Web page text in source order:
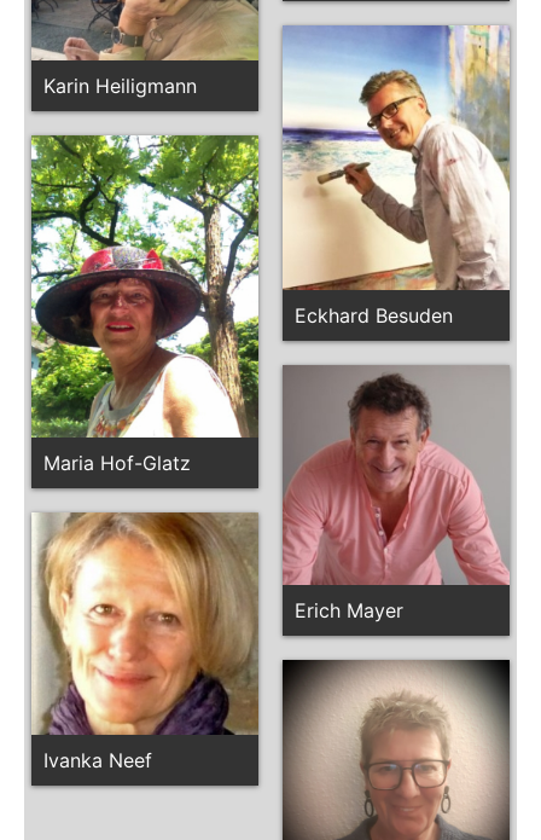
Karin Heiligmann
Eckhard Besuden
Maria Hof-Glatz
Erich Mayer
Ivanka Neef